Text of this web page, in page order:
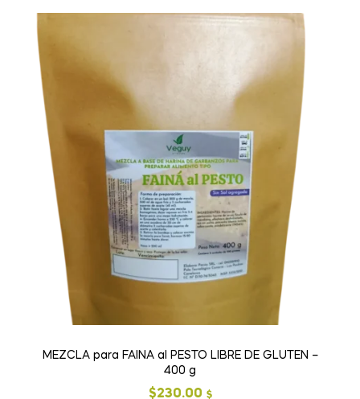
MEZCLA para FAINA al PESTO LIBRE DE GLUTEN –
400 g
$230.00 $